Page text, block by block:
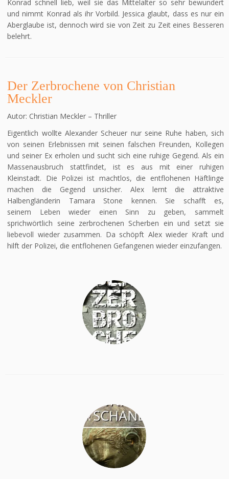
Konrad schnell lieb, weil sie das Mittelalter so sehr bewundert
und nimmt Konrad als ihr Vorbild. Jessica glaubt, dass es nur ein
Aberglaube ist, dennoch wird sie von Zeit zu Zeit eines Besseren
belehrt.
Der Zerbrochene von Christian
Meckler
Autor: Christian Meckler – Thriller
Eigentlich wollte Alexander Scheuer nur seine Ruhe haben, sich
von seinen Erlebnissen mit seinen falschen Freunden, Kollegen
und seiner Ex erholen und sucht sich eine ruhige Gegend. Als ein
Massenausbruch stattfindet, ist es aus mit einer ruhigen
Kleinstadt. Die Polizei ist machtlos, die entflohenen Häftlinge
machen die Gegend unsicher. Alex lernt die attraktive
Halbengländerin Tamara Stone kennen. Sie schafft es,
seinem Leben wieder einen Sinn zu geben, sammelt
sprichwörtlich seine zerbrochenen Scherben ein und setzt sie
liebevoll wieder zusammen. Da schöpft Alex wieder Kraft und
hilft der Polizei, die entflohenen Gefangenen wieder einzufangen.